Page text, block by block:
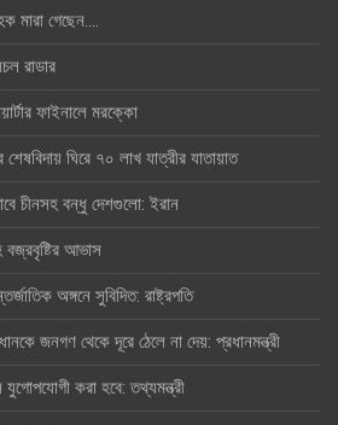
গেছেন….
রাডার
ফাইনালে মরক্কো
শেষবিদায় ঘিরে ৭০ লাখ যাত্রীর যাতায়াত
চীনসহ বন্ধু দেশগুলো: ইরান
আভাস
অঙ্গনে সুবিদিত: রাষ্ট্রপতি
জনগণ থেকে দূরে ঠেলে না দেয়: প্রধানমন্ত্রী
করা হবে: তথ্যমন্ত্রী